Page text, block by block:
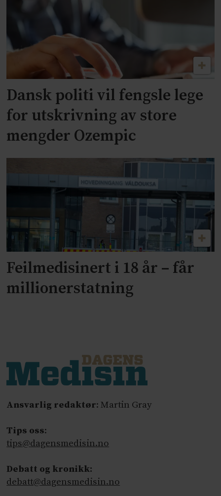
Dansk politi vil fengsle lege
for utskrivning av store
mengder Ozempic
Feilmedisinert i 18 år – får
millionerstatning
Ansvarlig redaktør: Martin Gray
Tips oss:
tips@dagensmedisin.no
Debatt og kronikk:
debatt@dagensmedisin.no